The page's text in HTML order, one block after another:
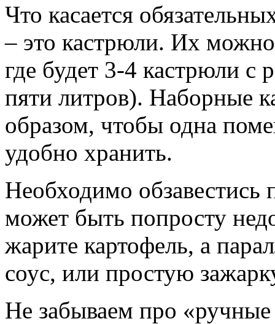
Что касается
– это кастрюли. Их
где будет 3-4 кастрюли
пяти литров). Наборные
образом, чтобы одна
удобно хранить.
Необходимо
может быть попросту
жарите картофель, а
соус, или простую
Не забываем про